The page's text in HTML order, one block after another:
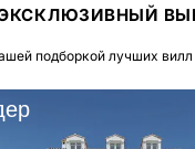
подборкой лучших